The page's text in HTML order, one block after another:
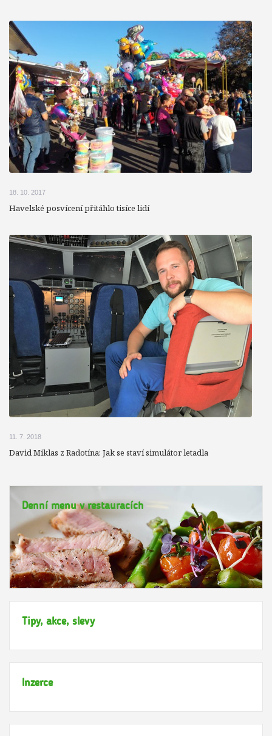
18. 10. 2017
Havelské posvícení přitáhlo tisíce lidí
11. 7. 2018
David Miklas z Radotína: Jak se staví simulátor letadla
Denní menu v restauracích
Tipy, akce, slevy
Inzerce